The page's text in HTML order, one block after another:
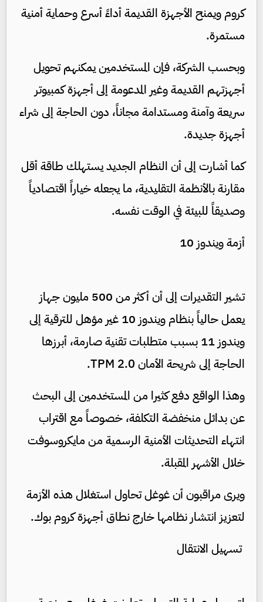
كروم ويمنح الأجهزة القديمة أداءً أسرع وحماية أمنية
مستمرة.
وبحسب الشركة، فإن المستخدمين يمكنهم تحويل
أجهزتهم القديمة وغير المدعومة إلى أجهزة كمبيوتر
سريعة وآمنة ومستدامة مجاناً، دون الحاجة إلى شراء
أجهزة جديدة.
كما أشارت إلى أن النظام الجديد يستهلك طاقة أقل
مقارنة بالأنظمة التقليدية، ما يجعله خياراً اقتصادياً
وصديقاً للبيئة في الوقت نفسه.
أزمة ويندوز 10
تشير التقديرات إلى أن أكثر من 500 مليون جهاز
يعمل حالياً بنظام ويندوز 10 غير مؤهل للترقية إلى
ويندوز 11 بسبب متطلبات تقنية صارمة، أبرزها
الحاجة إلى شريحة الأمان TPM 2.0.
وهذا الواقع دفع كثيرا من المستخدمين إلى البحث
عن بدائل منخفضة التكلفة، خصوصاً مع اقتراب
انتهاء التحديثات الأمنية الرسمية من مايكروسوفت
خلال الأشهر المقبلة.
ويرى مراقبون أن غوغل تحاول استغلال هذه الأزمة
لتعزيز انتشار نظامها خارج نطاق أجهزة كروم بوك.
تسهيل الانتقال